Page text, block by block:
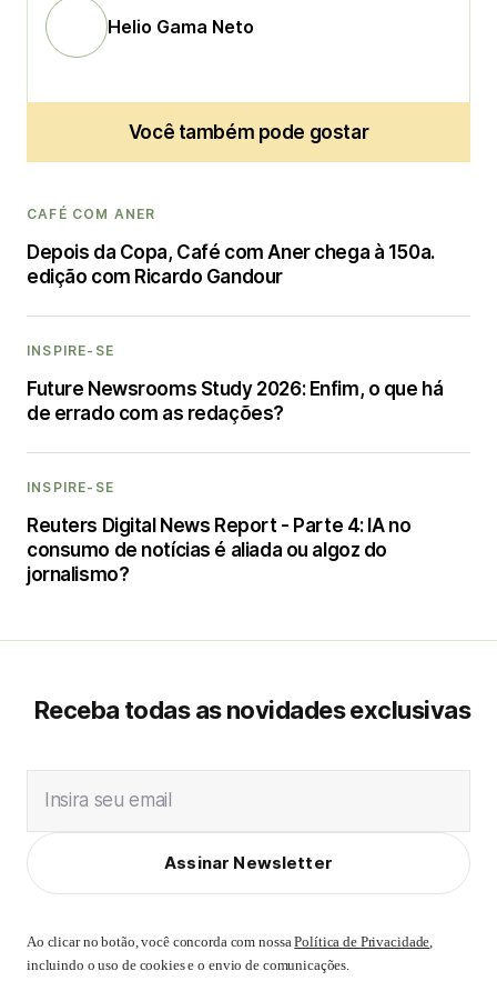
Helio Gama Neto
Você também pode gostar
CAFÉ COM ANER
Depois da Copa, Café com Aner chega à 150a.
edição com Ricardo Gandour
INSPIRE-SE
Future Newsrooms Study 2026: Enfim, o que há
de errado com as redações?
INSPIRE-SE
Reuters Digital News Report - Parte 4: IA no
consumo de notícias é aliada ou algoz do
jornalismo?
Receba todas as novidades exclusivas
Insira seu email
Assinar Newsletter
Ao clicar no botão, você concorda com nossaPolítica de Privacidade,
incluindo o uso de cookies e o envio de comunicações.